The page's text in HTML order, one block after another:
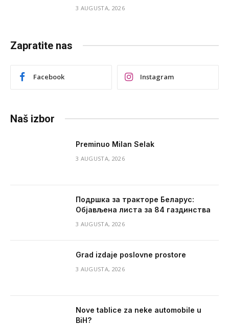
3 AUGUSTA, 2026
Zapratite nas
Facebook Instagram
Naš izbor
Preminuo Milan Selak
3 AUGUSTA, 2026
Подршка за тракторе Беларус:
Објављена листа за 84 газдинства
3 AUGUSTA, 2026
Grad izdaje poslovne prostore
3 AUGUSTA, 2026
Nove tablice za neke automobile u
BiH?